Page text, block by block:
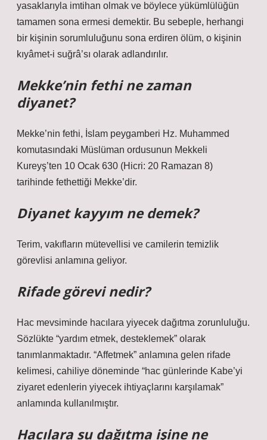
yasaklarıyla imtihan olmak ve böylece yükümlülüğün
tamamen sona ermesi demektir. Bu sebeple, herhangi
bir kişinin sorumluluğunu sona erdiren ölüm, o kişinin
kıyâmet-i suğrâ’sı olarak adlandırılır.
Mekke’nin fethi ne zaman
diyanet?
Mekke’nin fethi, İslam peygamberi Hz. Muhammed
komutasındaki Müslüman ordusunun Mekkeli
Kureyş’ten 10 Ocak 630 (Hicri: 20 Ramazan 8)
tarihinde fethettiği Mekke’dir.
Diyanet kayyım ne demek?
Terim, vakıfların mütevellisi ve camilerin temizlik
görevlisi anlamına geliyor.
Rifade görevi nedir?
Hac mevsiminde hacılara yiyecek dağıtma zorunluluğu.
Sözlükte “yardım etmek, desteklemek” olarak
tanımlanmaktadır. “Affetmek” anlamına gelen rifade
kelimesi, cahiliye döneminde “hac günlerinde Kabe’yi
ziyaret edenlerin yiyecek ihtiyaçlarını karşılamak”
anlamında kullanılmıştır.
Hacılara su dağıtma işine ne